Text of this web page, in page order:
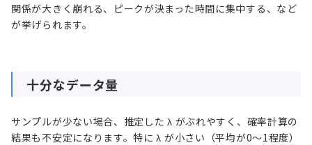
関係が大きく崩れる、ピークが決まった時間に集中する、など
が挙げられます。
十分なデータ量
サンプルが少ない場合、推定した λ がぶれやすく、確率計算の
結果も不安定になります。特に λ が小さい（平均が0〜1程度）